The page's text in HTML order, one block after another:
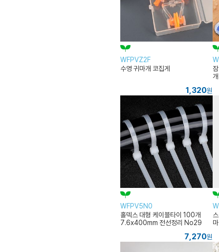
WFPVZ2F
수영 귀마개 코집게
1,320원
WFPV5N0
홀덱스 대형 케이블타이 100개
7.6x400mm 전선정리 No29
7,270원